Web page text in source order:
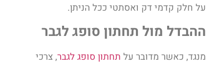
על חלק קדמי דק ואסתטי ככל הניתן.
ההבדל מול תחתון סופג לגבר
מנגד, כאשר מדובר על תחתון סופג לגבר, צרכי